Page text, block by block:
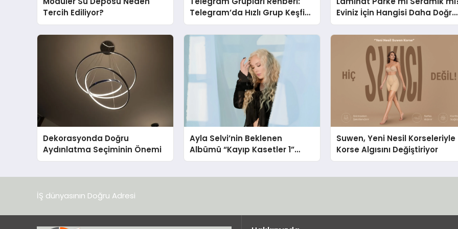
Tercih Ediliyor?
Telegram’da Hızlı Grup Keşfi
İçin Grupbul.com
Eviniz İçin Hangisi Daha Doğru
Seçim?
Dekorasyonda Doğru
Aydınlatma Seçiminin Önemi
Ayla Selvi’nin Beklenen
Albümü “Kayıp Kasetler 1”
Yayınlandı!
Suwen, Yeni Nesil Korseleriyle
Korse Algısını Değiştiriyor
İŞ dünyasının Doğru Adresi